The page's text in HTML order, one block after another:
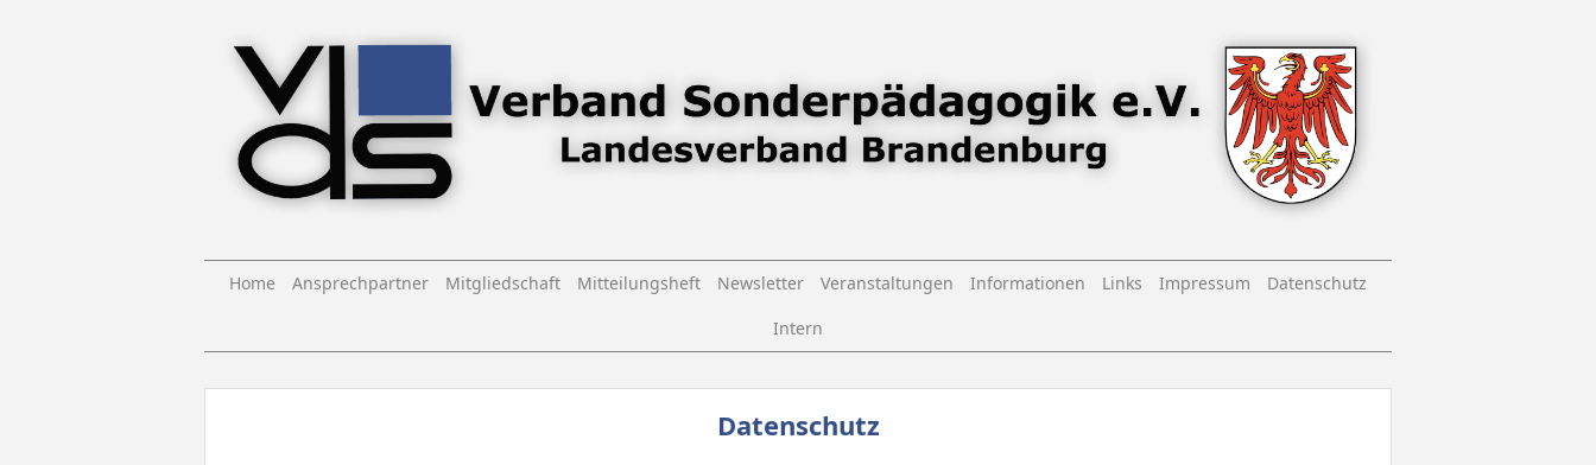
Home Ansprechpartner Mitgliedschaft Mitteilungsheft Newsletter Veranstaltungen Informationen Links Impressum
Datenschutz
Intern
Datenschutz